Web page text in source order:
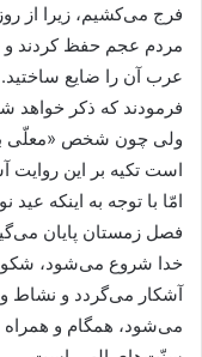
فرج مى‌کشیم، زیرا از
مردم عجم حفظ کردند و
عرب آن را ضایع ساختید.
فرمودند که ذکر خواهد
ولى چون شخص «معلّى
است تکیه بر این روایت
امّا با توجه به اینکه
فصل زمستان پایان
خدا شروع مى‌شود،
آشکار مى‌گردد و نشاط
مى‌شود، همگام و همراه